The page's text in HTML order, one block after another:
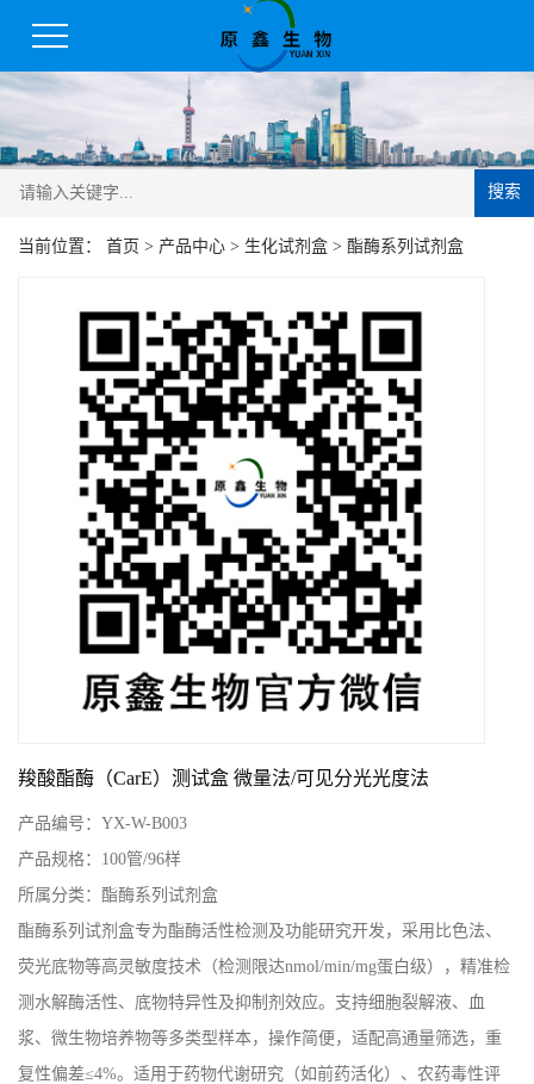
搜索
当前位置： 首页 > 产品中心 > 生化试剂盒 > 酯酶系列试剂盒
羧酸酯酶（CarE）测试盒 微量法/可见分光光度法
产品编号： YX-W-B003
产品规格： 100管/96样
所属分类： 酯酶系列试剂盒
酯酶系列试剂盒‌专为酯酶活性检测及功能研究开发，采用比色法、
荧光底物等高灵敏度技术（检测限达nmol/min/mg蛋白级），精准检
测水解酶活性、底物特异性及抑制剂效应。支持细胞裂解液、血
浆、微生物培养物等多类型样本，操作简便，适配高通量筛选，重
复性偏差≤4%。适用于药物代谢研究（如前药活化）、农药毒性评